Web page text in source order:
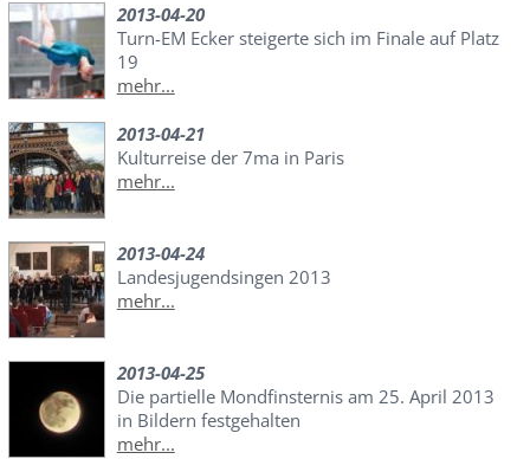
2013-04-20
Turn-EM Ecker steigerte sich im Finale auf Platz
19
mehr...
2013-04-21
Kulturreise der 7ma in Paris
mehr...
2013-04-24
Landesjugendsingen 2013
mehr...
2013-04-25
Die partielle Mondfinsternis am 25. April 2013
in Bildern festgehalten
mehr...